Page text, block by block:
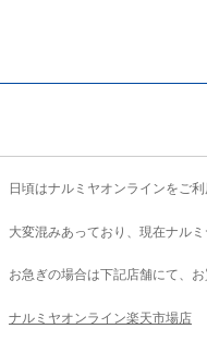
日頃はナルミヤオンラインをご
大変混みあっており、現在ナル
お急ぎの場合は下記店舗にて、お
ナルミヤオンライン楽天市場店